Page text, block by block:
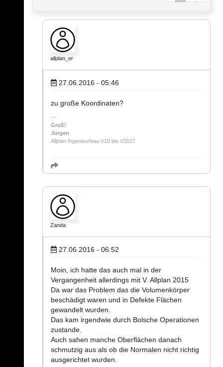
allplan_er
27.06.2016 - 05:46
zu große Koordinaten?
Gruß!
Jürgen
Allplan Ingenieurbau V10 bis V2027
Zanda
27.06.2016 - 06:52
Moin, ich hatte das auch mal in der
Vergangenheit allerdings mit V. Allplan 2015
Da war das Problem das die Volumenkörper
beschädigt waren und in Defekte Flächen
gewandelt wurden.
Das kam irgendwie durch Bolsche Operationen
zustande.
Auch sahen manche Oberflächen danach
schmutzig aus als ob die Normalen nicht richtig
ausgerichtet wurden.